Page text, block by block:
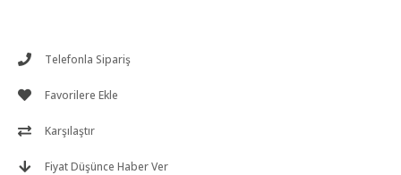
Telefonla Sipariş
Favorilere Ekle
Karşılaştır
Fiyat Düşünce Haber Ver